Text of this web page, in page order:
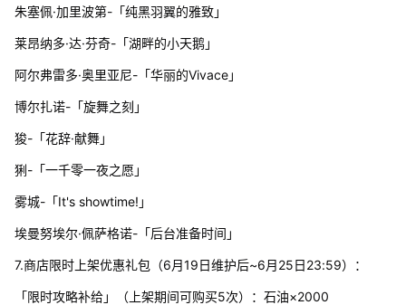
朱塞佩·加里波第-「纯黑羽翼的雅致」
莱昂纳多·达·芬奇-「湖畔的小天鹅」
阿尔弗雷多·奥里亚尼-「华丽的Vivace」
博尔扎诺-「旋舞之刻」
狻-「花辞·献舞」
猁-「一千零一夜之愿」
雾城-「It's showtime!」
埃曼努埃尔·佩萨格诺-「后台准备时间」
7.商店限时上架优惠礼包（6月19日维护后~6月25日23:59）：
「限时攻略补给」（上架期间可购买5次）：石油×2000